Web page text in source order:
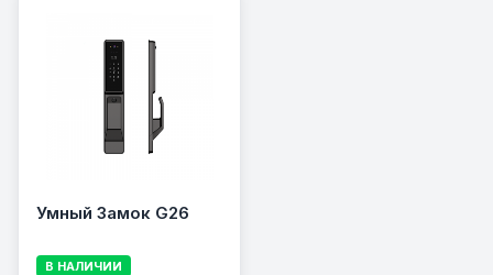
Умный Замок G26
В НАЛИЧИИ